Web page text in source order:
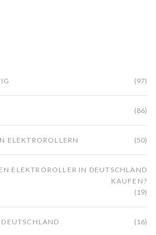
(97)
(86)
ELEKTROROLLERN (50)
ELEKTROROLLER IN DEUTSCHLAND
KAUFEN?
(19)
(16)